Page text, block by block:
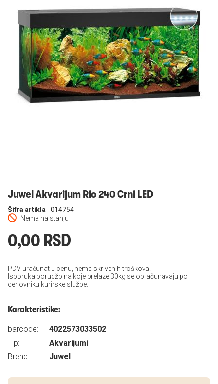
Prijavi se
Juwel Akvarijum Rio 240 Crni LED
Nema na stanju
Šifra artikla 014754
0,00 RSD
PDV uračunat u cenu, nema skrivenih troškova.
Isporuka porudžbina koje prelaze 30kg se obračunavaju po
cenovniku kurirske službe.
Karakteristike:
barcode:
4022573033502
Tip:
Akvarijumi
Brend:
Juwel